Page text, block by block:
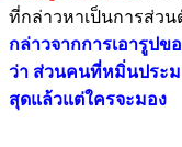
ที่กล่าวหาเป็นการส่วน
กล่าวจากการเอารูปข
ว่า ส่วนคนที่หมิ่นประม
สุดแล้วแต่ใครจะมอง